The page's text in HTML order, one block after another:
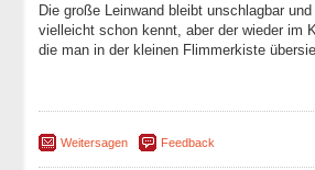
Die große Leinwand bleibt unschlagbar
vielleicht schon kennt, aber der wieder im
die man in der kleinen Flimmerkiste
Weitersagen Feedback